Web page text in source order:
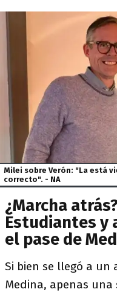
Milei sobre Verón: "La está
correcto". - NA
¿Marcha
Estudiantes y
el pase de
Si bien se llegó a un
Medina, apenas